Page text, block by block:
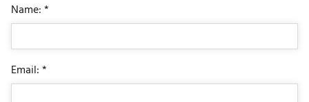
Name: *
Email: *